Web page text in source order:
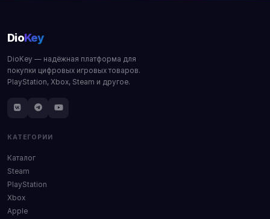
DioKey
DioKey — надёжная платформа для
покупки цифровых игровых товаров.
PlayStation, Xbox, Steam и другое.
КАТЕГОРИИ
Каталог
Steam
PlayStation
Xbox
Apple